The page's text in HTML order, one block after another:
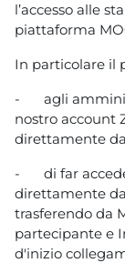
l’accesso alle
piattaforma
In particolare il
-
agli
nostro account
direttamente
-
di far
direttamente
trasferendo da
partecipante e
d'inizio